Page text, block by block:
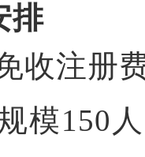
排
收注册
模150